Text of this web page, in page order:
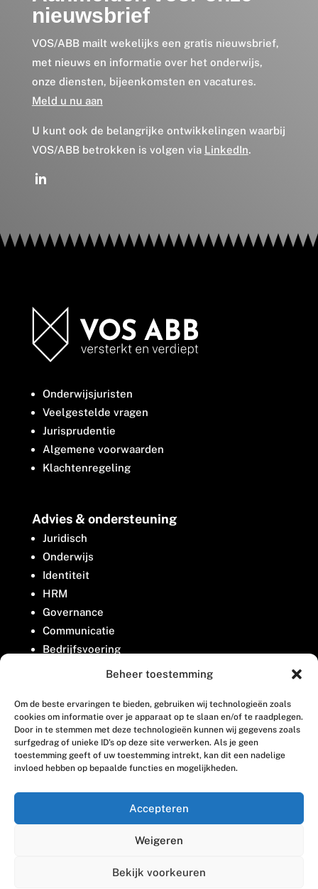
Beheer toestemming
Om de beste ervaringen te bieden, gebruiken wij technologieën zoals
cookies om informatie over je apparaat op te slaan en/of te raadplegen.
Door in te stemmen met deze technologieën kunnen wij gegevens zoals
surfgedrag of unieke ID's op deze site verwerken. Als je geen
toestemming geeft of uw toestemming intrekt, kan dit een nadelige
invloed hebben op bepaalde functies en mogelijkheden.
Accepteren
Weigeren
Bekijk voorkeuren
nieuwsbrief
VOS/ABB mailt wekelijks een gratis nieuwsbrief,
met nieuws en informatie over het onderwijs,
onze diensten, bijeenkomsten en vacatures.
Meld u nu aan
U kunt ook de belangrijke ontwikkelingen waarbij
VOS/ABB betrokken is volgen via LinkedIn.
Onderwijsjuristen
Veelgestelde vragen
Jurisprudentie
Algemene voorwaarden
Klachtenregeling
Advies & ondersteuning
Juridisch
Onderwijs
Identiteit
HRM
Governance
Communicatie
Bedrijfsvoering
Belangenbehartiging
Contact
Houttuinlaan 8
3447 GM Woerden